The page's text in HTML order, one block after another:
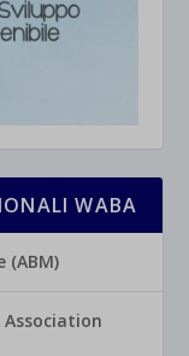
WABA
(ABM)